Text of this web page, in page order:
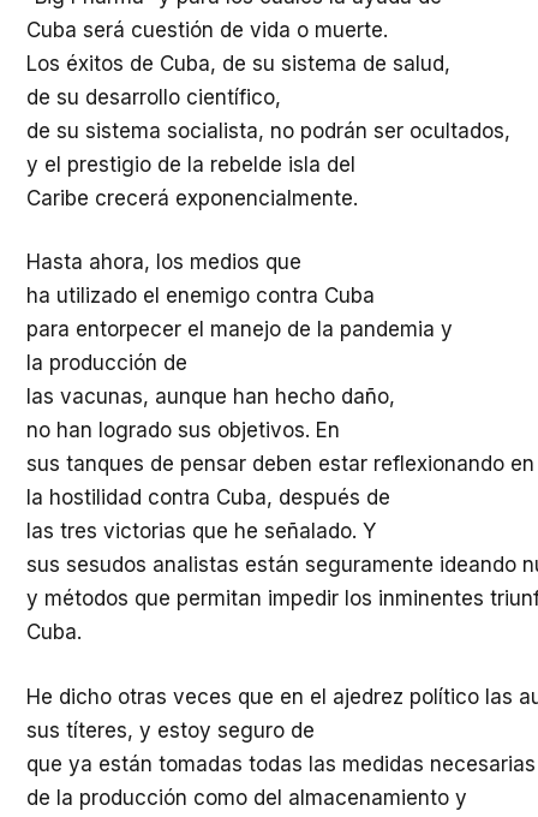
Cuba será cuestión de vida o muerte.
Los éxitos de Cuba, de su sistema de salud,
de su desarrollo científico,
de su sistema socialista, no podrán ser ocultados,
y el prestigio de la rebelde isla del
Caribe crecerá exponencialmente.
Hasta ahora, los medios que
ha utilizado el enemigo contra Cuba
para entorpecer el manejo de la pandemia y
la producción de
las vacunas, aunque han hecho daño,
no han logrado sus objetivos. En
sus tanques de pensar deben estar reflexionando
la hostilidad contra Cuba, después de
las tres victorias que he señalado. Y
sus sesudos analistas están seguramente ideando
y métodos que permitan impedir los inminentes
Cuba.
He dicho otras veces que en el ajedrez político las
sus títeres, y estoy seguro de
que ya están tomadas todas las medidas
de la producción como del almacenamiento y